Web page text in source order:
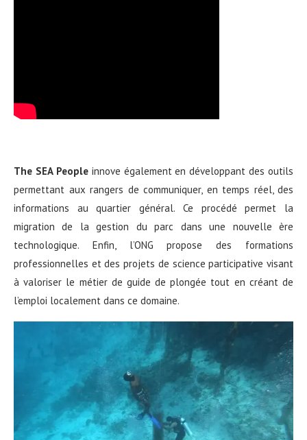
The SEA Peopleinnove également en développant des outils
permettant aux rangers de communiquer, en temps réel, des
informations au quartier général. Ce procédé permet la
migration de la gestion du parc dans une nouvelle ère
technologique. Enfin, l’ONG propose des formations
professionnelles et des projets de science participative visant
à valoriser le métier de guide de plongée tout en créant de
l’emploi localement dans ce domaine.